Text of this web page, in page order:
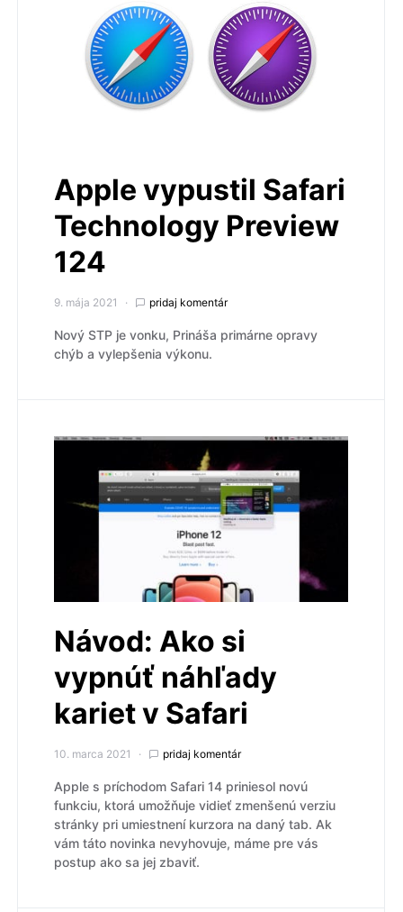
Apple vypustil Safari
Technology Preview
124
9. mája 2021 pridaj komentár
Nový STP je vonku, Prináša primárne opravy
chýb a vylepšenia výkonu.
Návod: Ako si
vypnúť náhľady
kariet v Safari
10. marca 2021 pridaj komentár
Apple s príchodom Safari 14 priniesol novú
funkciu, ktorá umožňuje vidieť zmenšenú verziu
stránky pri umiestnení kurzora na daný tab. Ak
vám táto novinka nevyhovuje, máme pre vás
postup ako sa jej zbaviť.